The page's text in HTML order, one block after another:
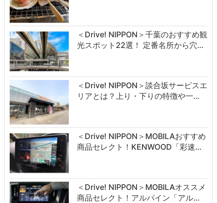
＜Drive! NIPPON＞千葉のおすすめ観
光スポット22選！ 定番名所から穴…
＜Drive! NIPPON＞談合坂サービスエ
リアとは？上り・下りの特徴や一…
＜Drive! NIPPON＞MOBILAおすすめ
商品セレクト！KENWOOD「彩速…
＜Drive! NIPPON＞MOBILAオススメ
商品セレクト！アルパイン「アル…